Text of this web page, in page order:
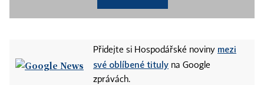
Přidejte si Hospodářské noviny mezi
své oblíbené tituly na Google
zprávách.